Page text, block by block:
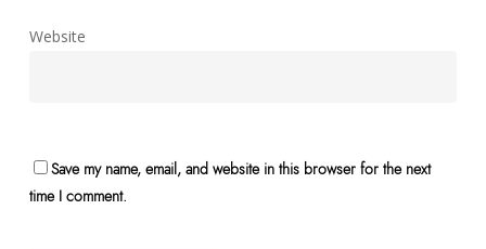
Website
Save my name, email, and website in this browser for the next
time I comment.